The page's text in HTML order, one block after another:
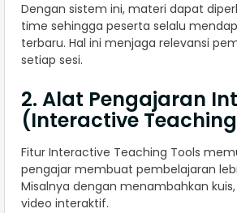
Dengan sistem ini, materi dapat
time sehingga peserta selalu
terbaru. Hal ini menjaga relevansi
setiap sesi.
2. Alat Pengajaran
(Interactive
Fitur Interactive Teaching Tools
pengajar membuat pembelajaran
Misalnya dengan menambahkan
video interaktif.